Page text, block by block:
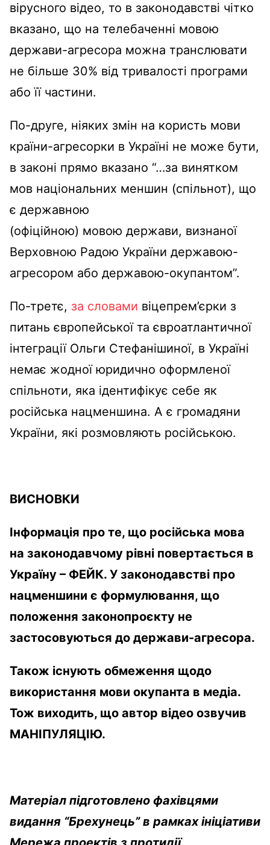
вірусного відео, то в законодавстві чітко
вказано, що на телебаченні мовою
держави-агресора можна транслювати
не більше 30% від тривалості програми
або її частини.
По-друге, ніяких змін на користь мови
країни-агресорки в Україні не може бути,
в законі прямо вказано “…за винятком
мов національних меншин (спільнот), що
є державною
(офіційною) мовою держави, визнаної
Верховною Радою України державою-
агресором або державою-окупантом”.
По-третє, за словами віцепрем’єрки з
питань європейської та євроатлантичної
інтеграції Ольги Стефанішиної, в Україні
немає жодної юридично оформленої
спільноти, яка ідентифікує себе як
російська нацменшина. А є громадяни
України, які розмовляють російською.
ВИСНОВКИ
Інформація про те, що російська мова
на законодавчому рівні повертається в
Україну – ФЕЙК. У законодавстві про
нацменшини є формулювання, що
положення законопроєкту не
застосовуються до держави-агресора.
Також існують обмеження щодо
використання мови окупанта в медіа.
Тож виходить, що автор відео озвучив
МАНІПУЛЯЦІЮ.
Матеріал підготовлено фахівцями
видання “Брехунець” в рамках ініціативи